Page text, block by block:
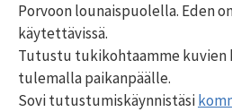
Porvoon lounaispuolella. Eden
käytettävissä.
Tutustu tukikohtaamme kuvien
tulemalla paikanpäälle.
Sovi tutustumiskäynnistäsi